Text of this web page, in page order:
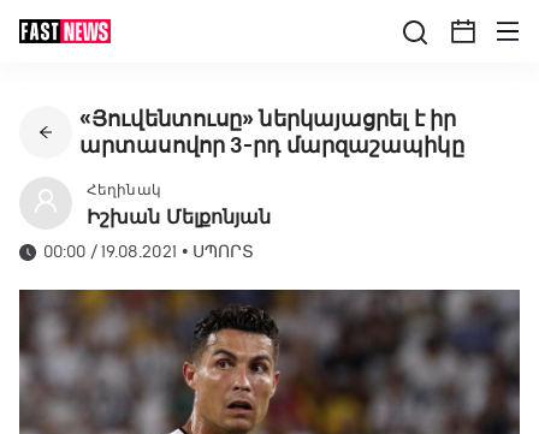
«Յուվենտուսը» ներկայացրել է իր
արտասովոր 3-րդ մարզաշապիկը
Հեղինակ
Իշխան Մելքոնյան
00:00 / 19.08.2021 • ՍՊՈՐՏ